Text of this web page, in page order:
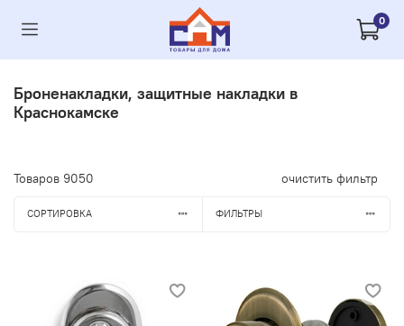
0
Броненакладки, защитные накладки в
Краснокамске
Товаров 9050 очистить фильтр
СОРТИРОВКА ФИЛЬТРЫ